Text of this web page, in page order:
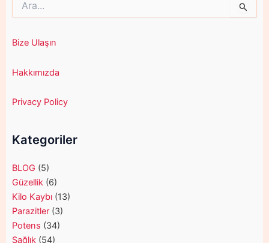
for:
Bize Ulaşın
Hakkımızda
Privacy Policy
Kategoriler
BLOG (5)
Güzellik (6)
Kilo Kaybı (13)
Parazitler (3)
Potens (34)
Sağlık (54)